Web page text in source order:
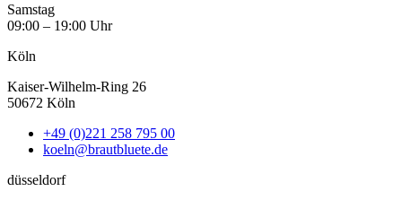
Samstag
09:00 – 19:00 Uhr
Köln
Kaiser-Wilhelm-Ring 26
50672 Köln
+49 (0)221 258 795 00
koeln@brautbluete.de
düsseldorf